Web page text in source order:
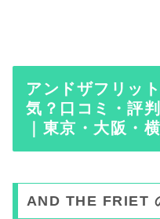
アンドザフリッ
気？口コミ・評
｜東京・大阪・
AND THE FRIET